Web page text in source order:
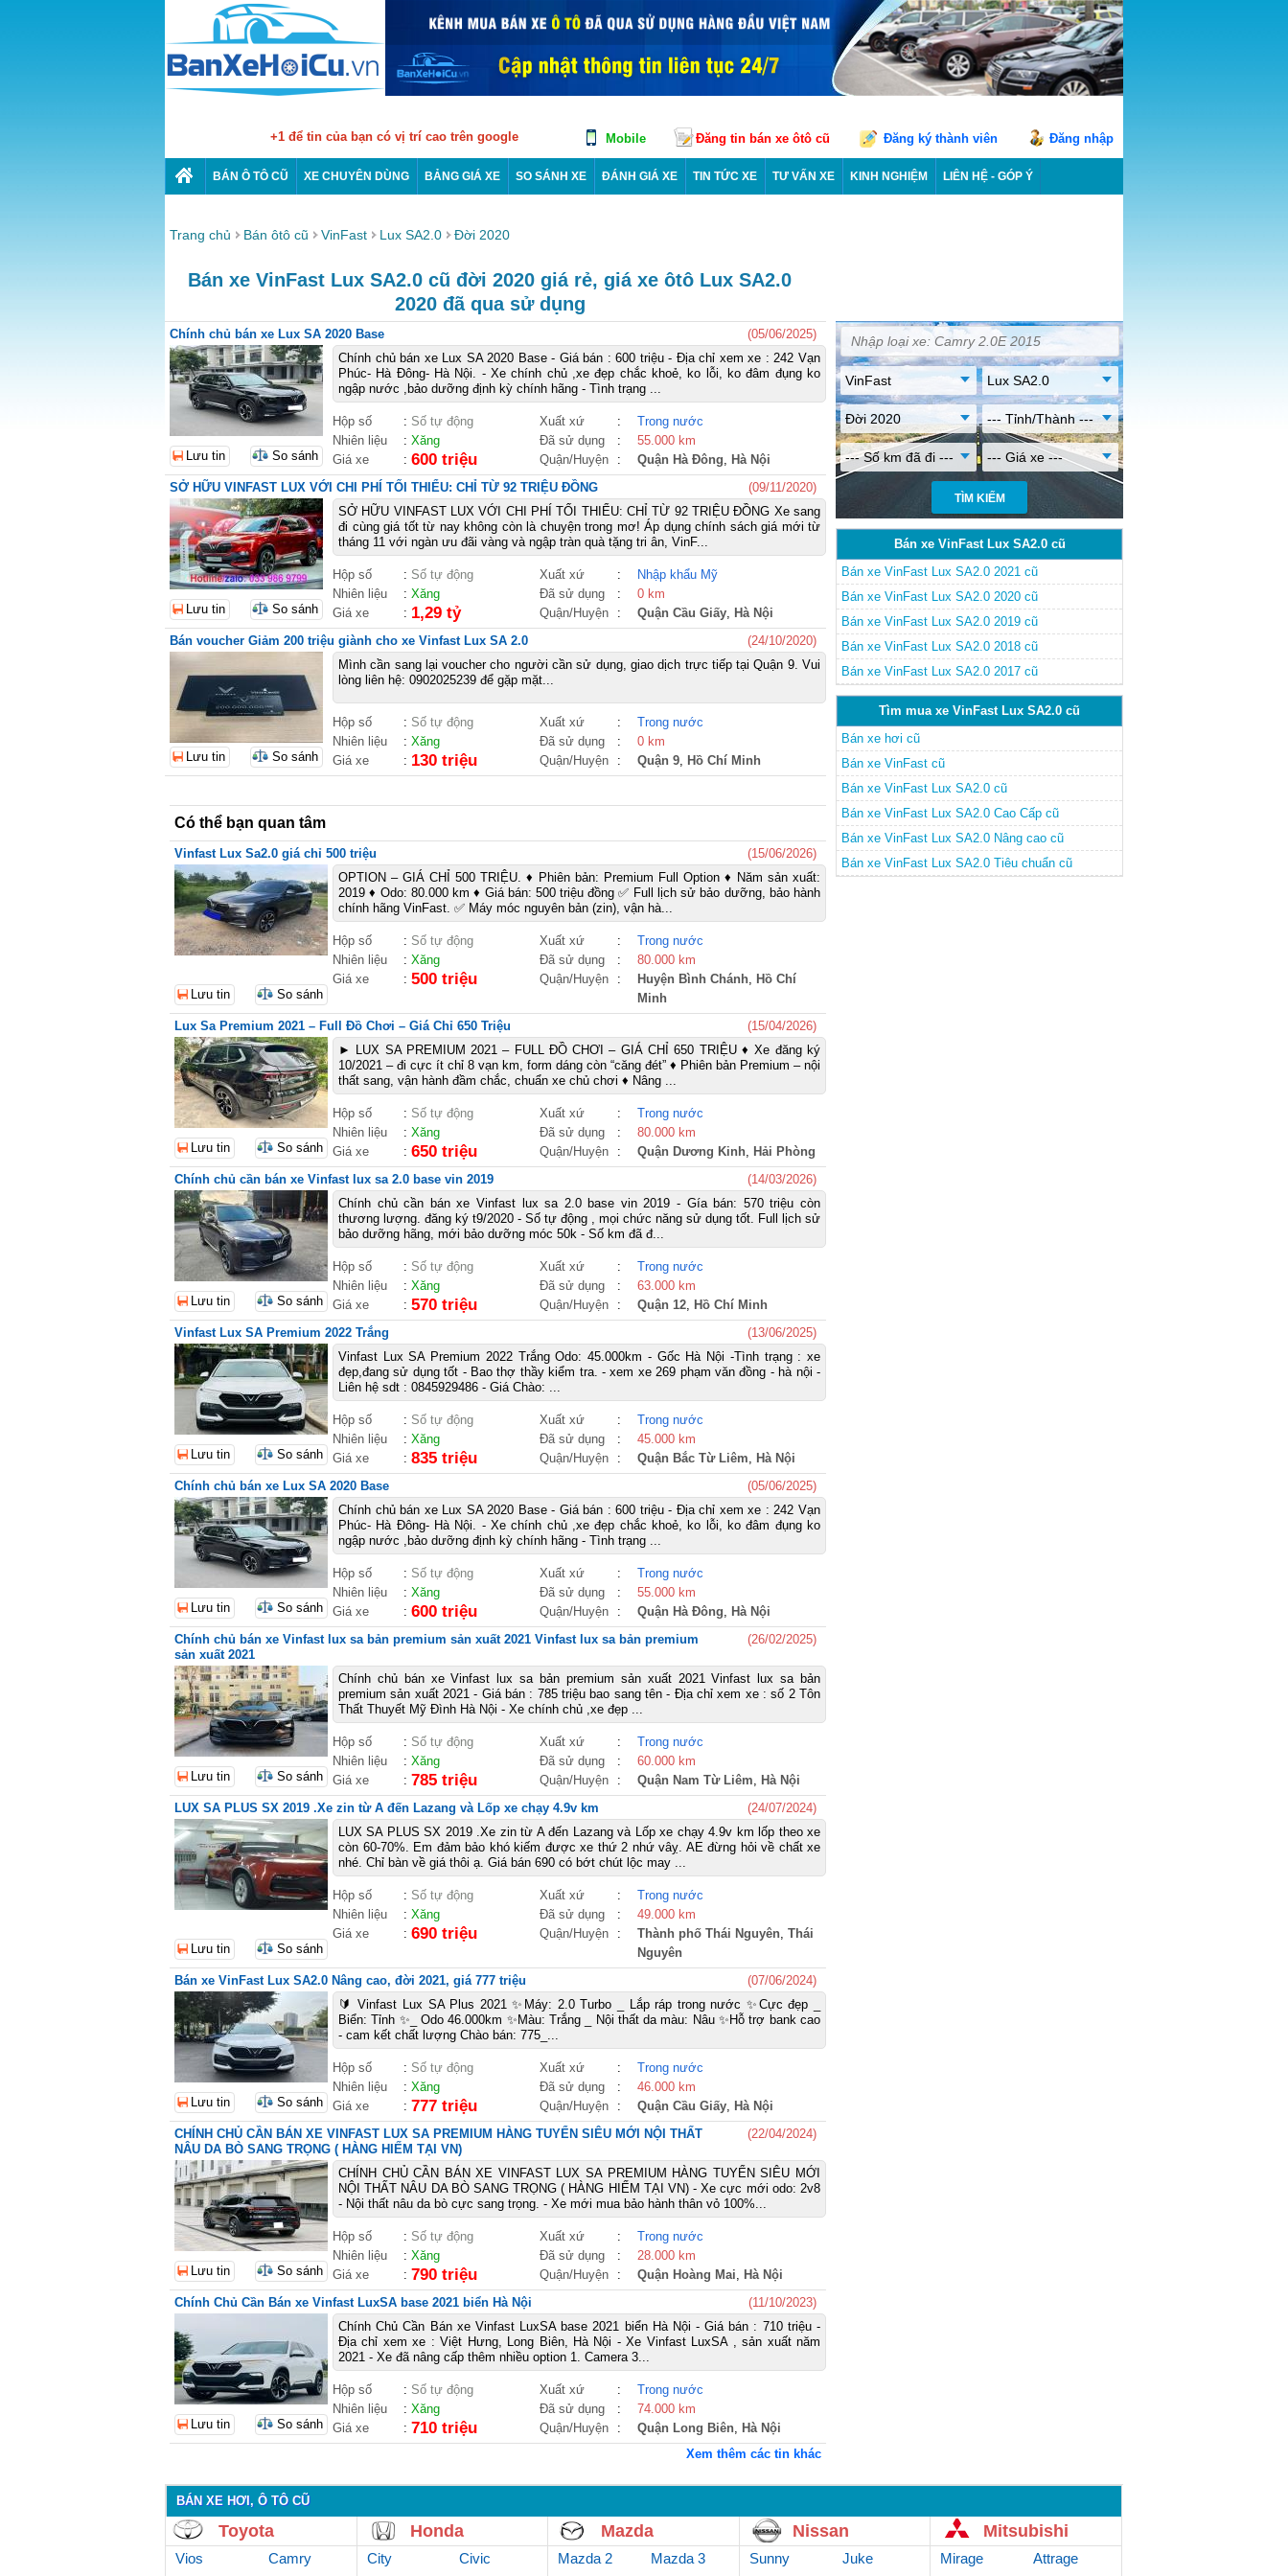
+1 để tin của bạn có vị trí cao trên google Mobile Đăng tin bán xe ôtô cũ Đăng ký thành viên Đăng nhập
BÁN Ô TÔ CŨ XE CHUYÊN DÙNG BẢNG GIÁ XE SO SÁNH XE ĐÁNH GIÁ XE TIN TỨC XE TƯ VẤN XE KINH NGHIỆM LIÊN HỆ - GÓP Ý
Trang chủ Bán ôtô cũ VinFast Lux SA2.0 Đời 2020
Bán xe VinFast Lux SA2.0 cũ đời 2020 giá rẻ, giá xe ôtô Lux SA2.0
2020 đã qua sử dụng
Chính chủ bán xe Lux SA 2020 Base
(05/06/2025)
Chính chủ bán xe Lux SA 2020 Base - Giá bán : 600 triệu - Địa chỉ xem xe : 242 Vạn
Phúc- Hà Đông- Hà Nội. - Xe chính chủ ,xe đẹp chắc khoẻ, ko lỗi, ko đâm đụng ko
ngập nước ,bảo dưỡng định kỳ chính hãng - Tình trạng ...
Hộp số : Số tự động Xuất xứ :
Trong nước
Nhiên liệu
: Xăng Đã sử dụng :
55.000 km
Giá xe
: 600 triệu Quận/Huyện : Quận Hà Đông, Hà Nội
Lưu tin So sánh
SỞ HỮU VINFAST LUX VỚI CHI PHÍ TỐI THIỂU: CHỈ TỪ 92 TRIỆU ĐỒNG
(09/11/2020)
SỞ HỮU VINFAST LUX VỚI CHI PHÍ TỐI THIỂU: CHỈ TỪ 92 TRIỆU ĐỒNG Xe sang
đi cùng giá tốt từ nay không còn là chuyện trong mơ! Áp dụng chính sách giá mới từ
tháng 11 với ngàn ưu đãi vàng và ngập tràn quà tặng tri ân, VinF...
Hộp số : Số tự động Xuất xứ :
Nhập khẩu Mỹ
Nhiên liệu
: Xăng Đã sử dụng :
0 km
Giá xe
: 1,29 tỷ Quận/Huyện : Quận Cầu Giấy, Hà Nội
Lưu tin So sánh
Bán voucher Giảm 200 triệu giành cho xe Vinfast Lux SA 2.0
(24/10/2020)
Mình cần sang lại voucher cho người cần sử dụng, giao dịch trực tiếp tại Quận 9. Vui
lòng liên hệ: 0902025239 để gặp mặt...
Hộp số : Số tự động Xuất xứ :
Trong nước
Nhiên liệu
: Xăng Đã sử dụng :
0 km
Giá xe
: 130 triệu Quận/Huyện : Quận 9, Hồ Chí Minh
Lưu tin So sánh
Có thể bạn quan tâm
Vinfast Lux Sa2.0 giá chỉ 500 triệu
(15/06/2026)
OPTION – GIÁ CHỈ 500 TRIỆU. ♦ Phiên bản: Premium Full Option ♦ Năm sản xuất:
2019 ♦ Odo: 80.000 km ♦ Giá bán: 500 triệu đồng ✅ Full lịch sử bảo dưỡng, bảo hành
chính hãng VinFast. ✅ Máy móc nguyên bản (zin), vận hà...
Hộp số : Số tự động Xuất xứ :
Trong nước
Nhiên liệu
: Xăng Đã sử dụng :
80.000 km
Giá xe
: 500 triệu Quận/Huyện : Huyện Bình Chánh, Hồ Chí
Minh
Lưu tin So sánh
Lux Sa Premium 2021 – Full Đồ Chơi – Giá Chỉ 650 Triệu
(15/04/2026)
► LUX SA PREMIUM 2021 – FULL ĐỒ CHƠI – GIÁ CHỈ 650 TRIỆU ♦ Xe đăng ký
10/2021 – đi cực ít chỉ 8 vạn km, form dáng còn “căng đét” ♦ Phiên bản Premium – nội
thất sang, vận hành đầm chắc, chuẩn xe chủ chơi ♦ Nâng ...
Hộp số : Số tự động Xuất xứ :
Trong nước
Nhiên liệu
: Xăng Đã sử dụng :
80.000 km
Giá xe
: 650 triệu Quận/Huyện : Quận Dương Kinh, Hải Phòng
Lưu tin So sánh
Chính chủ cần bán xe Vinfast lux sa 2.0 base vin 2019
(14/03/2026)
Chính chủ cần bán xe Vinfast lux sa 2.0 base vin 2019 - Gía bán: 570 triệu còn
thương lượng. đăng ký t9/2020 - Số tự động , mọi chức năng sử dụng tốt. Full lịch sử
bảo dưỡng hãng, mới bảo dưỡng móc 50k - Số km đã đ...
Hộp số : Số tự động Xuất xứ :
Trong nước
Nhiên liệu
: Xăng Đã sử dụng :
63.000 km
Giá xe
: 570 triệu Quận/Huyện : Quận 12, Hồ Chí Minh
Lưu tin So sánh
Vinfast Lux SA Premium 2022 Trắng
(13/06/2025)
Vinfast Lux SA Premium 2022 Trắng Odo: 45.000km - Gốc Hà Nội -Tình trạng : xe
đẹp,đang sử dụng tốt - Bao thợ thầy kiểm tra. - xem xe 269 phạm văn đồng - hà nội -
Liên hệ sdt : 0845929486 - Giá Chào: ...
Hộp số : Số tự động Xuất xứ :
Trong nước
Nhiên liệu
: Xăng Đã sử dụng :
45.000 km
Giá xe
: 835 triệu Quận/Huyện : Quận Bắc Từ Liêm, Hà Nội
Lưu tin So sánh
Chính chủ bán xe Lux SA 2020 Base
(05/06/2025)
Chính chủ bán xe Lux SA 2020 Base - Giá bán : 600 triệu - Địa chỉ xem xe : 242 Vạn
Phúc- Hà Đông- Hà Nội. - Xe chính chủ ,xe đẹp chắc khoẻ, ko lỗi, ko đâm đụng ko
ngập nước ,bảo dưỡng định kỳ chính hãng - Tình trạng ...
Hộp số : Số tự động Xuất xứ :
Trong nước
Nhiên liệu
: Xăng Đã sử dụng :
55.000 km
Giá xe
: 600 triệu Quận/Huyện : Quận Hà Đông, Hà Nội
Lưu tin So sánh
Chính chủ bán xe Vinfast lux sa bản premium sản xuất 2021 Vinfast lux sa bản premium
sản xuất 2021
(26/02/2025)
Chính chủ bán xe Vinfast lux sa bản premium sản xuất 2021 Vinfast lux sa bản
premium sản xuất 2021 - Giá bán : 785 triệu bao sang tên - Địa chỉ xem xe : số 2 Tôn
Thất Thuyết Mỹ Đình Hà Nội - Xe chính chủ ,xe đẹp ...
Hộp số : Số tự động Xuất xứ :
Trong nước
Nhiên liệu
: Xăng Đã sử dụng :
60.000 km
Giá xe
: 785 triệu Quận/Huyện : Quận Nam Từ Liêm, Hà Nội
Lưu tin So sánh
LUX SA PLUS SX 2019 .Xe zin từ A đến Lazang và Lốp xe chạy 4.9v km
(24/07/2024)
LUX SA PLUS SX 2019 .Xe zin từ A đến Lazang và Lốp xe chạy 4.9v km lốp theo xe
còn 60-70%. Em đảm bảo khó kiếm được xe thứ 2 nhứ vâỵ. AE đừng hỏi về chất xe
nhé. Chỉ bàn về giá thôi ạ. Giá bán 690 có bớt chút lộc may ...
Hộp số : Số tự động Xuất xứ :
Trong nước
Nhiên liệu
: Xăng Đã sử dụng :
49.000 km
Giá xe
: 690 triệu Quận/Huyện : Thành phố Thái Nguyên, Thái
Nguyên
Lưu tin So sánh
Bán xe VinFast Lux SA2.0 Nâng cao, đời 2021, giá 777 triệu
(07/06/2024)
🔰 Vinfast Lux SA Plus 2021 ✨Máy: 2.0 Turbo _ Lắp ráp trong nước ✨Cực đẹp _
Biển: Tỉnh ✨_ Odo 46.000km ✨Màu: Trắng _ Nội thất da màu: Nâu ✨Hỗ trợ bank cao
- cam kết chất lượng Chào bán: 775_...
Hộp số : Số tự động Xuất xứ :
Trong nước
Nhiên liệu
: Xăng Đã sử dụng :
46.000 km
Giá xe
: 777 triệu Quận/Huyện : Quận Cầu Giấy, Hà Nội
Lưu tin So sánh
CHÍNH CHỦ CẦN BÁN XE VINFAST LUX SA PREMIUM HÀNG TUYỂN SIÊU MỚI NỘI THẤT
NÂU DA BÒ SANG TRỌNG ( HÀNG HIẾM TẠI VN)
(22/04/2024)
CHÍNH CHỦ CẦN BÁN XE VINFAST LUX SA PREMIUM HÀNG TUYỂN SIÊU MỚI
NỘI THẤT NÂU DA BÒ SANG TRỌNG ( HÀNG HIẾM TẠI VN) - Xe cực mới odo: 2v8
- Nội thất nâu da bò cực sang trọng. - Xe mới mua bảo hành thân vỏ 100%...
Hộp số : Số tự động Xuất xứ :
Trong nước
Nhiên liệu
: Xăng Đã sử dụng :
28.000 km
Giá xe
: 790 triệu Quận/Huyện : Quận Hoàng Mai, Hà Nội
Lưu tin So sánh
Chính Chủ Cần Bán xe Vinfast LuxSA base 2021 biển Hà Nội
(11/10/2023)
Chính Chủ Cần Bán xe Vinfast LuxSA base 2021 biển Hà Nội - Giá bán : 710 triệu -
Địa chỉ xem xe : Việt Hưng, Long Biên, Hà Nội - Xe Vinfast LuxSA , sản xuất năm
2021 - Xe đã nâng cấp thêm nhiều option 1. Camera 3...
Hộp số : Số tự động Xuất xứ :
Trong nước
Nhiên liệu
: Xăng Đã sử dụng :
74.000 km
Giá xe
: 710 triệu Quận/Huyện : Quận Long Biên, Hà Nội
Lưu tin So sánh
Xem thêm các tin khác
VinFast Lux SA2.0
Đời 2020 --- Tỉnh/Thành ---
--- Số km đã đi --- --- Giá xe ---
Bán xe VinFast Lux SA2.0 cũ
Bán xe VinFast Lux SA2.0 2021 cũ
Bán xe VinFast Lux SA2.0 2020 cũ
Bán xe VinFast Lux SA2.0 2019 cũ
Bán xe VinFast Lux SA2.0 2018 cũ
Bán xe VinFast Lux SA2.0 2017 cũ
Tìm mua xe VinFast Lux SA2.0 cũ
Bán xe hơi cũ
Bán xe VinFast cũ
Bán xe VinFast Lux SA2.0 cũ
Bán xe VinFast Lux SA2.0 Cao Cấp cũ
Bán xe VinFast Lux SA2.0 Nâng cao cũ
Bán xe VinFast Lux SA2.0 Tiêu chuẩn cũ
BÁN XE HƠI, Ô TÔ CŨ
Toyota
Vios
Camry
Honda
City
Civic
Mazda
Mazda 2
Mazda 3
Nissan
Sunny
Juke
Mitsubishi
Mirage
Attrage